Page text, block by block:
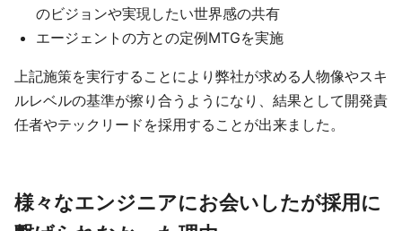
のビジョンや実現したい世界感の共有
エージェントの方との定例MTGを実施
上記施策を実行することにより弊社が求める人物像やスキ
ルレベルの基準が擦り合うようになり、結果として開発責
任者やテックリードを採用することが出来ました。
様々なエンジニアにお会いしたが採用に